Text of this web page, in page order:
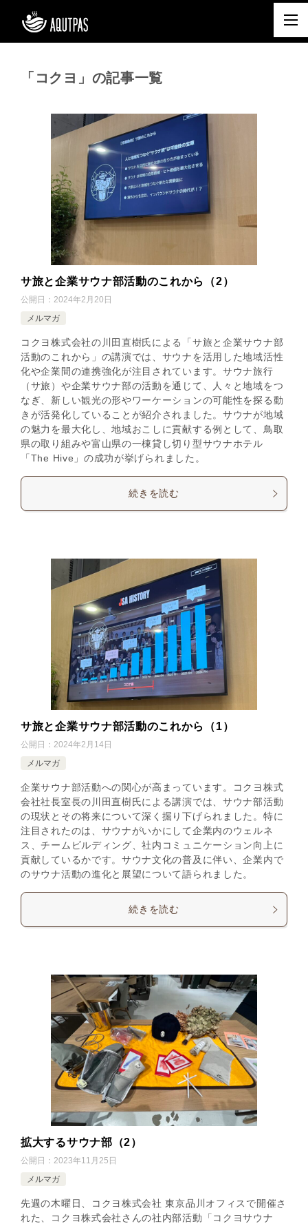
「コクヨ」の記事一覧
サ旅と企業サウナ部活動のこれから（2）
公開日： 2024年2月20日
メルマガ
コクヨ株式会社の川田直樹氏による「サ旅と企業サウナ部
活動のこれから」の講演では、サウナを活用した地域活性
化や企業間の連携強化が注目されています。サウナ旅行
（サ旅）や企業サウナ部の活動を通じて、人々と地域をつ
なぎ、新しい観光の形やワーケーションの可能性を探る動
きが活発化していることが紹介されました。サウナが地域
の魅力を最大化し、地域おこしに貢献する例として、鳥取
県の取り組みや富山県の一棟貸し切り型サウナホテル
「The Hive」の成功が挙げられました。
続きを読む
サ旅と企業サウナ部活動のこれから（1）
公開日： 2024年2月14日
メルマガ
企業サウナ部活動への関心が高まっています。コクヨ株式
会社社長室長の川田直樹氏による講演では、サウナ部活動
の現状とその将来について深く掘り下げられました。特に
注目されたのは、サウナがいかにして企業内のウェルネ
ス、チームビルディング、社内コミュニケーション向上に
貢献しているかです。サウナ文化の普及に伴い、企業内で
のサウナ活動の進化と展望について語られました。
続きを読む
拡大するサウナ部（2）
公開日： 2023年11月25日
メルマガ
先週の木曜日、コクヨ株式会社 東京品川オフィスで開催さ
れた、コクヨ株式会社さんの社内部活動「コクヨサウナ